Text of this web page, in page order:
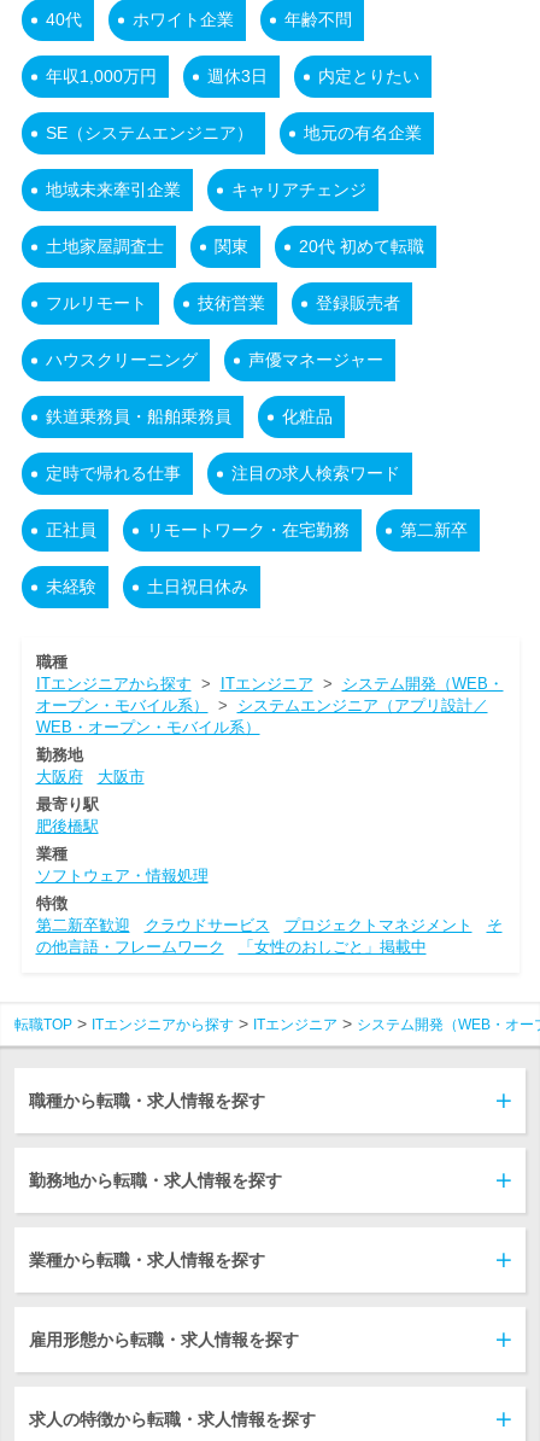
40代 ホワイト企業 年齢不問
年収1,000万円 週休3日 内定とりたい
SE（システムエンジニア） 地元の有名企業
地域未来牽引企業 キャリアチェンジ
土地家屋調査士 関東 20代 初めて転職
フルリモート 技術営業 登録販売者
ハウスクリーニング 声優マネージャー
鉄道乗務員・船舶乗務員 化粧品
定時で帰れる仕事 注目の求人検索ワード
正社員 リモートワーク・在宅勤務 第二新卒
未経験 土日祝日休み
職種
ITエンジニアから探す > ITエンジニア > システム開発（WEB・
オープン・モバイル系）
> システムエンジニア（アプリ設計／
WEB・オープン・モバイル系）
勤務地
大阪府
大阪市
最寄り駅
肥後橋駅
業種
ソフトウェア・情報処理
特徴
第二新卒歓迎
クラウドサービス プロジェクトマネジメント
そ
の他言語・フレームワーク
「女性のおしごと」掲載中
転職TOP ITエンジニアから探す ITエンジニア システム開発（WEB・オ
職種から転職・求人情報を探す
勤務地から転職・求人情報を探す
業種から転職・求人情報を探す
雇用形態から転職・求人情報を探す
求人の特徴から転職・求人情報を探す